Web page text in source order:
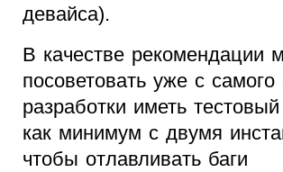
девайса).
В качестве рекомендации
посоветовать уже с самого
разработки иметь
как минимум с двумя
чтобы отлавливать баги